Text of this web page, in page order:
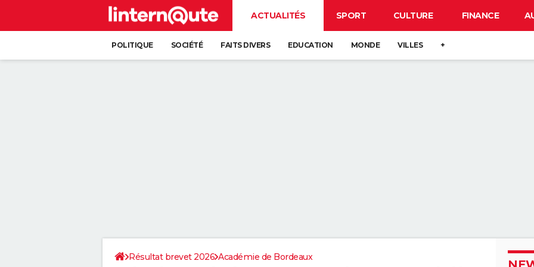
ACTUALITÉS SPORT CULTURE FINANCE
POLITIQUE SOCIÉTÉ FAITS DIVERS EDUCATION MONDE VILLES +
Résultat brevet 2026 Académie de Bordeaux